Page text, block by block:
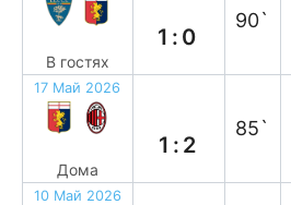
В гостях
1:0
90`
17 Май 2026
Дома
1:2
85`
10 Май 2026